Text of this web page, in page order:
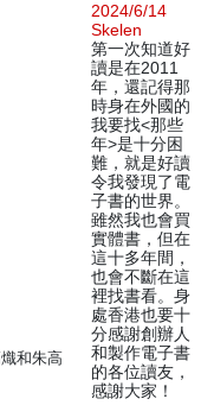
和朱高
2024/6/14
Skelen
第一次知道好
讀是在2011
年，還記得那
時身在外國的
我要找<那些
年>是十分困
難，就是好讀
令我發現了電
子書的世界。
雖然我也會買
實體書，但在
這十多年間，
也會不斷在這
裡找書看。身
處香港也要十
分感謝創辦人
和製作電子書
的各位讀友，
感謝大家！